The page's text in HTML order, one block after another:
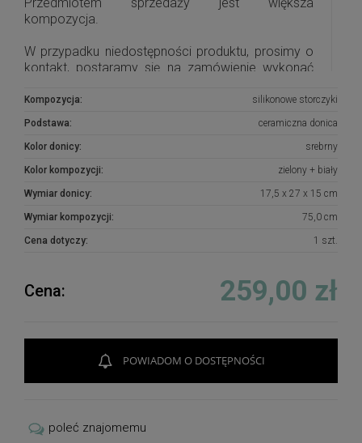
kompozycja.
W przypadku niedostępności produktu, prosimy o
kontakt, postaramy się na zamówienie wykonać
Kompozycja: silikonowe storczyki
Podstawa: ceramiczna donica
Kolor donicy: srebrny
Kolor kompozycji: zielony + biały
Wymiar donicy: 17,5 x 27 x 15 cm
Wymiar kompozycji: 75,0 cm
Cena dotyczy: 1 szt.
Cena: 259,00 zł
POWIADOM O DOSTĘPNOŚCI
poleć znajomemu